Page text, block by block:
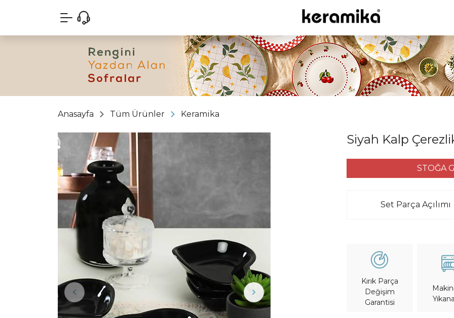
Anasayfa Tüm Ürünler Keramika
Siyah Kalp
STOĞA
Set Parça Açılımı
Kırık Parça
Değişim
Garantisi